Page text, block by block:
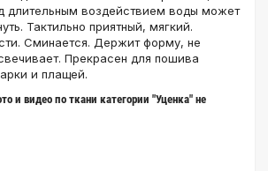
длительным воздействием воды может
Тактильно приятный, мягкий.
Сминается. Держит форму, не
Прекрасен для пошива
и плащей.
и видео по ткани категории "Уценка" не